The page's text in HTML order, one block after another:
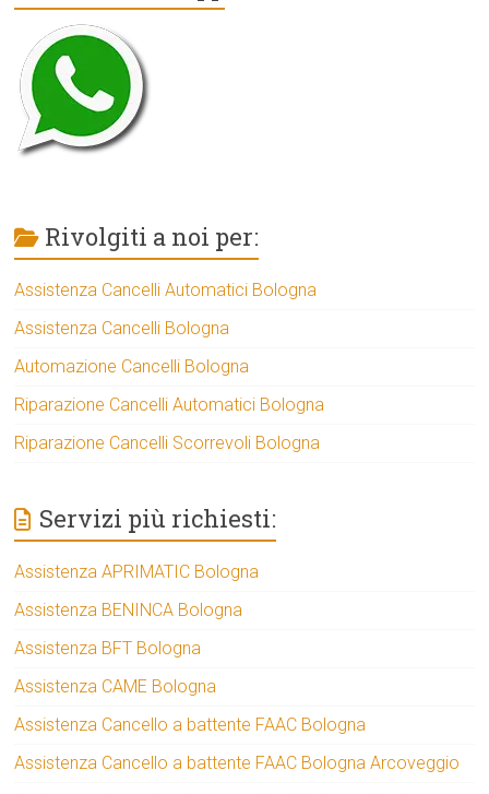
Rivolgiti a noi per:
Assistenza Cancelli Automatici Bologna
Assistenza Cancelli Bologna
Automazione Cancelli Bologna
Riparazione Cancelli Automatici Bologna
Riparazione Cancelli Scorrevoli Bologna
Servizi più richiesti:
Assistenza APRIMATIC Bologna
Assistenza BENINCA Bologna
Assistenza BFT Bologna
Assistenza CAME Bologna
Assistenza Cancello a battente FAAC Bologna
Assistenza Cancello a battente FAAC Bologna Arcoveggio